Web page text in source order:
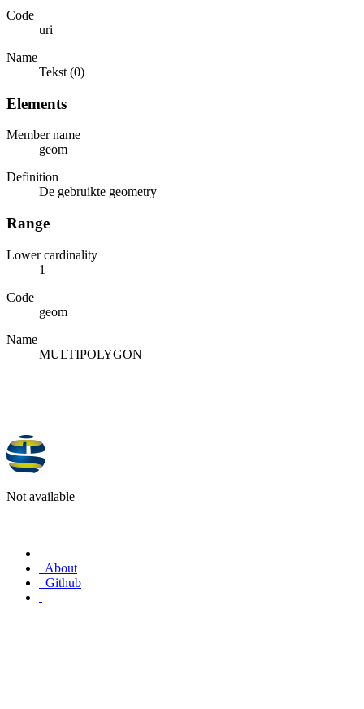
Code
uri
Name
Tekst (0)
Elements
Member name
geom
Definition
De gebruikte geometry
Range
Lower cardinality
1
Code
geom
Name
MULTIPOLYGON
Not available
About
Github